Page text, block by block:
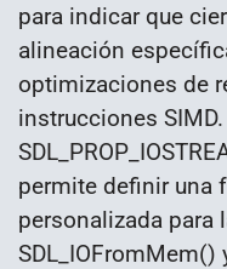
para indicar que
alineación
optimizaciones de
instrucciones
permite definir una
personalizada para
SDL_IOFromMem()